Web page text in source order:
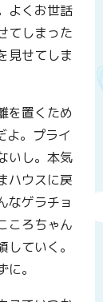
よくお世話
てしまった
見せてしま
を置くため
よ。プライ
いし。本気
ハウスに戻
なゲラチョ
ころちゃん
ていく。
。